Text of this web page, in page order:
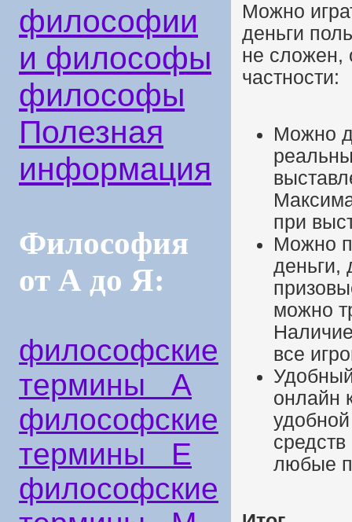
философии
и философы
философы
Полезная
информация
Философия
от А до Я:
философские
термины А
философские
термины Е
философские
Можно
деньги
не сложен,
частности:
Можно
при
Можно
деньги,
можно
все
онлайн
любые